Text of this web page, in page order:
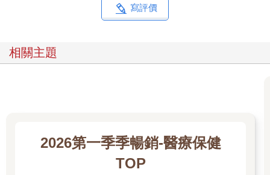
寫評價
相關主題
2026第一季季暢銷-醫療保健
TOP